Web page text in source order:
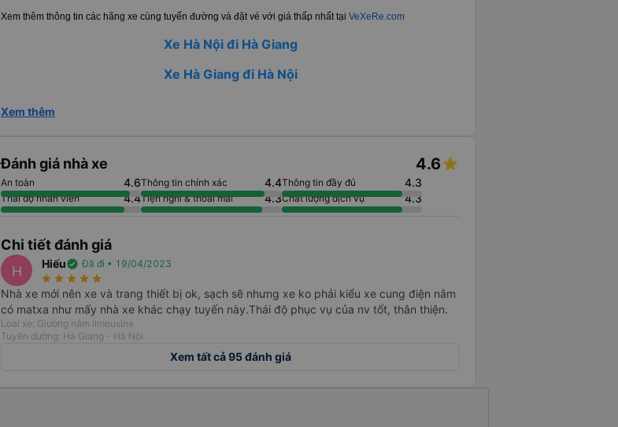
Xem thêm thông tin các hãng xe cùng tuyến đường và đặt vé với giá thấp nhất tại VeXeRe.com
Xe Hà Nội đi Hà Giang
Xe Hà Giang đi Hà Nội
Xem thêm
Đánh giá nhà xe 4.6
An toàn 4.6Thông tin chính xác 4.4Thông tin đầy đủ 4.3
Thái độ nhân viên 4.4Tiện nghi & thoải mái 4.3Chất lượng dịch vụ 4.3
Chi tiết đánh giá
H Hiếuverified Đã đi • 19/04/2023
star_rate star_rate star_rate star_rate star_rate
Nhà xe mới nên xe và trang thiết bị ok, sạch sẽ nhưng xe ko phải kiểu xe cung điện nằm
có matxa như mấy nhà xe khác chạy tuyến này.Thái độ phục vụ của nv tốt, thân thiện.
Loại xe: Giường nằm limousine
Tuyến đường: Hà Giang - Hà Nội
Xem tất cả 95 đánh giá